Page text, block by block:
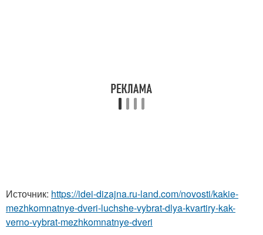
Источник: https://idei-dizajna.ru-land.com/novosti/kakie-
mezhkomnatnye-dveri-luchshe-vybrat-dlya-kvartiry-kak-
verno-vybrat-mezhkomnatnye-dveri